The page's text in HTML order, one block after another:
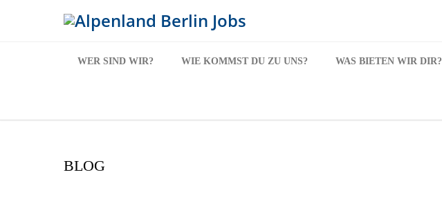
WER SIND WIR? WIE KOMMST DU ZU UNS? WAS BIETEN WIR DIR?
BLOG